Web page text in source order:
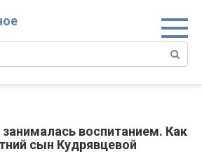
занималась воспитанием. Как
сын Кудрявцевой